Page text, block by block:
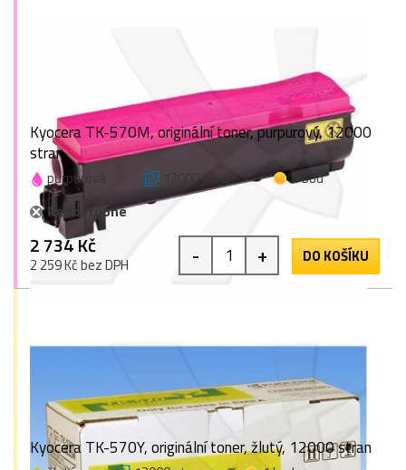
Kyocera TK-570M, originální toner, purpurový, 12000
stran
purpurová 12000 stran
1 bod
Nedostupné
2 734 Kč
2 259 Kč bez DPH - + DO KOŠÍKU
Kyocera TK-570Y, originální toner, žlutý, 12000 stran